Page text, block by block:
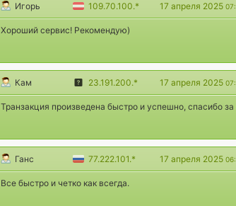
Игорь 109.70.100.* 17 апреля 2025
Хороший сервис! Рекомендую)
Кам 23.191.200.* 17 апреля 2025
Транзакция произведена быстро и успешно, спасибо за
Ганс 77.222.101.* 17 апреля 2025
Все быстро и четко как всегда.